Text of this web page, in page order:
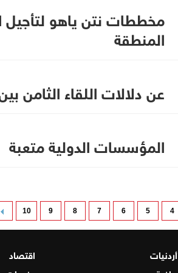
مخططات نتن ياهو لتأجيل
المنطقة
عن دلالات اللقاء الثامن
المؤسسات الدولية متعبة
4
5
6
7
8
9
10
أردنيات اقتصاد